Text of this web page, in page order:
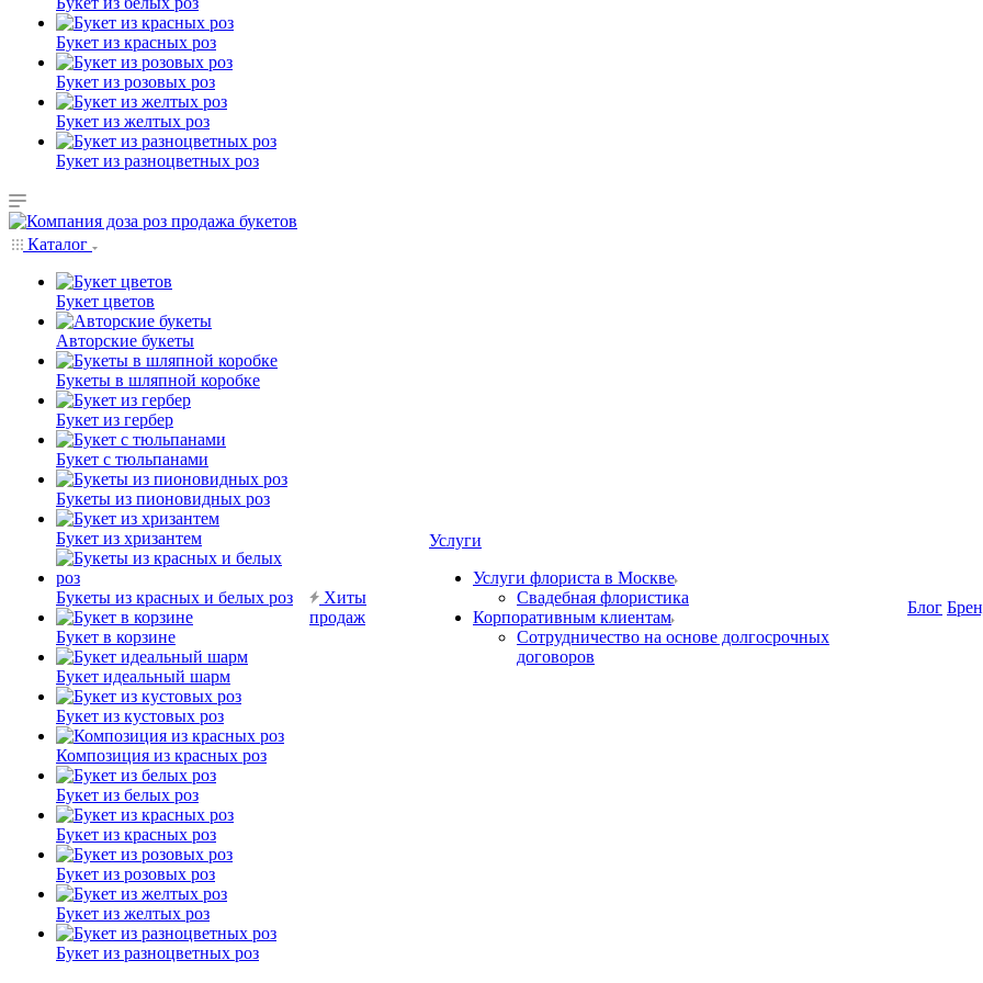
Букет из красных роз
Букет из розовых роз
Букет из желтых роз
Букет из разноцветных роз
Каталог
Букет цветов
Авторские букеты
Букеты в шляпной коробке
Букет из гербер
Букет с тюльпанами
Букеты из пионовидных роз
Букет из хризантем
Букеты из красных и белых роз
Букет в корзине
Букет идеальный шарм
Букет из кустовых роз
Композиция из красных роз
Букет из белых роз
Букет из красных роз
Букет из розовых роз
Букет из желтых роз
Букет из разноцветных роз
Хиты
продаж
Услуги
Услуги флориста в Москве
Свадебная флористика
Корпоративным клиентам
Сотрудничество на основе долгосрочных
договоров
Блог